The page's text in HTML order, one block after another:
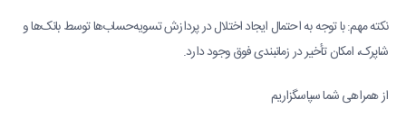
نکته مهم: با توجه به احتمال ایجاد اختلال در پردازش تسویه‌حساب‌ها توسط بانک‌ها و
شاپرک، امکان تأخیر در زمانبندی فوق وجود دارد.
از همراهی شما سپاسگزاریم